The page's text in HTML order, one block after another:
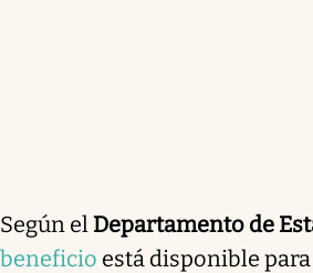
Según el Departamento de
beneficio está disponible